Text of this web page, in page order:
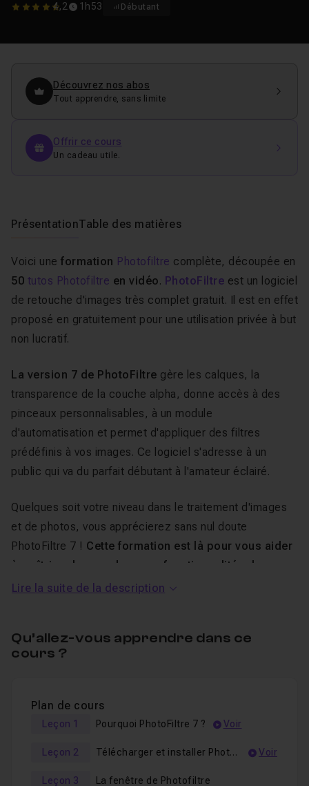
4.1666666666667
4,2 1h53 Débutant
Découvrez nos abos
Tout apprendre, sans limite
Offrir ce cours
Un cadeau utile.
PrésentationTable des matières
Voici une formation Photofiltre complète, découpée en
50 tutos Photofiltre en vidéo. PhotoFiltre est un logiciel
de retouche d'images très complet gratuit. Il est en effet
proposé en gratuitement pour une utilisation privée à but
non lucratif.
La version 7 de PhotoFiltre gère les calques, la
transparence de la couche alpha, donne accès à des
pinceaux personnalisables, à un module
d'automatisation et permet d'appliquer des filtres
prédéfinis à vos images. Ce logiciel s'adresse à un
public qui va du parfait débutant à l'amateur éclairé.
Quelques soit votre niveau dans le traitement d'images
et de photos, vous apprécierez sans nul doute
PhotoFiltre 7 ! Cette formation est là pour vous aider
à maîtriser les nombreuses fonctionnalités de
PhotoFiltre.
PhotoFiltre
de la palette d'outils, vous apprendrez (entre autres) à
utiliser :
les filtres pour améliorer la qualité de vos photos ou
leur ajouter des effets spéciaux
Lire la suite de la description
Qu’allez-vous apprendre dans ce
cours ?
Plan de cours
Leçon 1 Pourquoi PhotoFiltre 7 ? Voir
Leçon 2 Télécharger et installer Photofiltre 7 Voir
Leçon 3 La fenêtre de Photofiltre